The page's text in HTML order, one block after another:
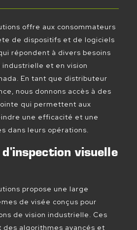
offre aux consommateurs
de dispositifs et de logiciels
répondent à divers besoins
et en vision
En tant que distributeur
nous donnons accès à des
qui permettent aux
une efficacité et une
dans leurs opérations.
visuelle
propose une large
de visée conçus pour
de vision industrielle. Ces
des algorithmes avancés et